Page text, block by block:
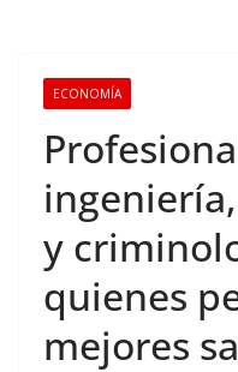
ECONOMÍA
y
quienes
mejores